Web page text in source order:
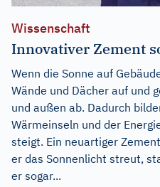
Wissenschaft
Innovativer Zement
Wenn die Sonne auf
Wände und Dächer auf und
und außen ab. Dadurch
Wärmeinseln und der
steigt. Ein neuartiger
er das Sonnenlicht streut,
er sogar...